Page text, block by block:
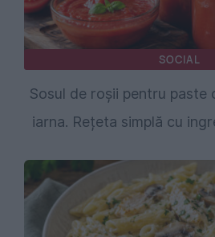
SOCIAL
Sosul de roșii pentru
iarna. Rețeta simplă cu